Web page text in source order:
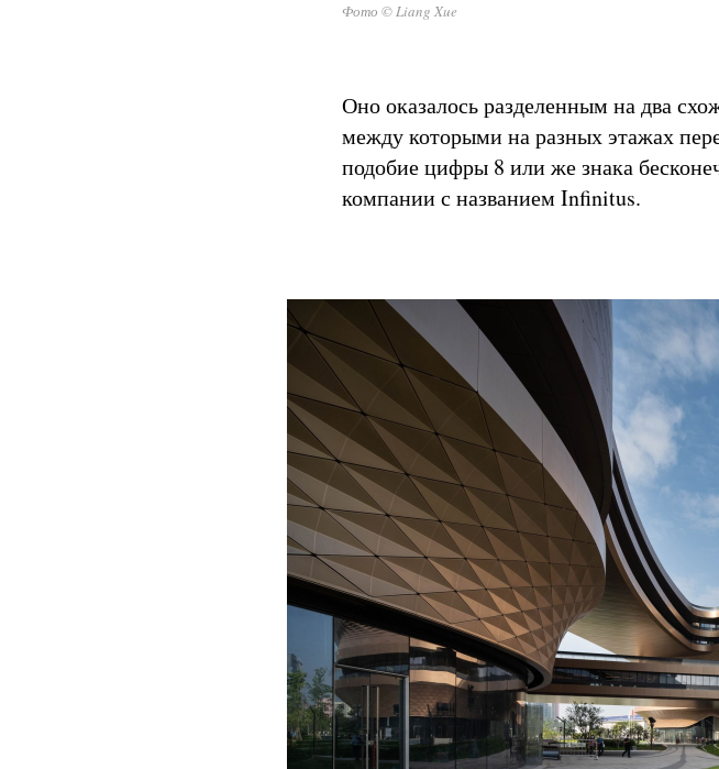
Фото © Liang Xue
Оно оказалось разделенным на два
между которыми на разных этажах
подобие цифры 8 или же знака
компании с названием Infinitus.